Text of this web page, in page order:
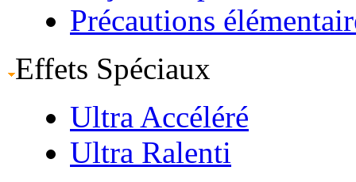
Précautions
Effets Spéciaux
Ultra Accéléré
Ultra Ralenti